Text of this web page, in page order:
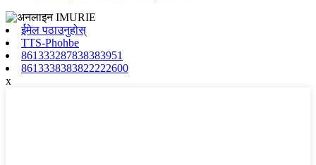
ईमेल पठाउनुहोस्
TTS-Phohbe
861333287838383951
8613338383822222600
x